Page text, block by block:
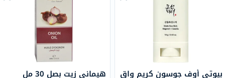
بيوتي أوف جوسون كريم واقٍ هيماني زيت بصل 30 مل